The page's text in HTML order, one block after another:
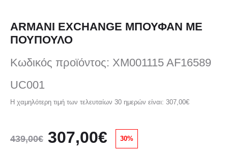
ARMANI EXCHANGE ΜΠΟΥΦΑΝ ΜΕ
ΠΟΥΠΟΥΛΟ
Κωδικός προϊόντος: XM001115 AF16589
UC001
Η χαμηλότερη τιμή των τελευταίων 30 ημερών είναι: 307,00€
439,00€ Original
307,00€Η
30%